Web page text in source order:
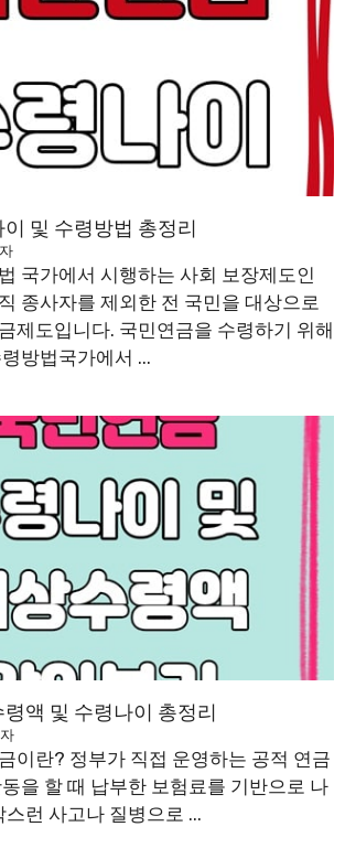
및 수령방법 총정리
국가에서 시행하는 사회 보장제도인
종사자를 제외한 전 국민을 대상으로
제도입니다. 국민연금을 수령하기 위해
방법국가에서 ...
액 및 수령나이 총정리
이란? 정부가 직접 운영하는 공적 연금
을 할 때 납부한 보험료를 기반으로 나
런 사고나 질병으로 ...